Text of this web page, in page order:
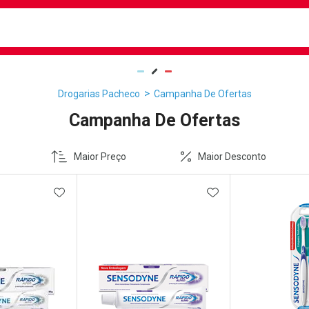
Drogarias Pacheco Campanha De Ofertas
Campanha De Ofertas
Maior Preço Maior Desconto
ADICIONAR AOS FAVORITOSADICIONAR AOS